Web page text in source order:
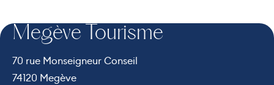
Megève Tourisme
70 rue Monseigneur Conseil
74120 Megève